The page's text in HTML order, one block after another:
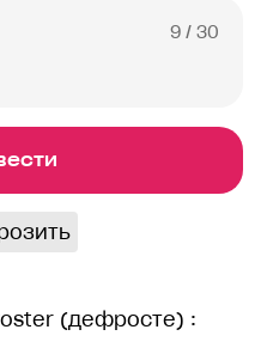
9 / 30
(дефросте) :